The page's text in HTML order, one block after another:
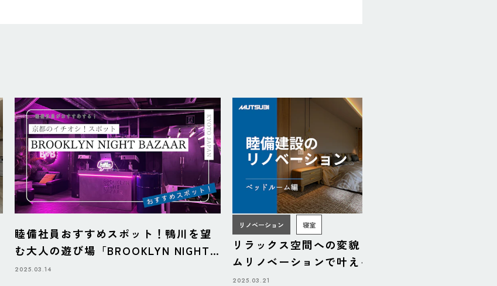
睦備社員おすすめスポット！鴨川を望
む大人の遊び場「BROOKLYN NIGHT
BAZAAR」
2025.03.14
リノベーション 寝室
リラックス空間への変貌！ベッドルー
ムリノベーションで叶える理想の寝室
2025.03.21